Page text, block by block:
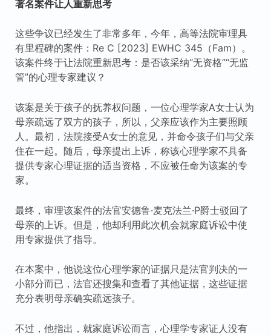
著名案件让人重新思考
这些争议已经发生了非常多年，今年，高等法院审理具
有里程碑的案件：Re C [2023] EWHC 345（Fam）。
该案件终于让法院重新思考：是否该采纳“无资格”“无监
管”的心理专家建议？
该案是关于孩子的抚养权问题，一位心理学家A女士认为
母亲疏远了双方的孩子，所以，父亲应该作为主要照顾
人。最初，法院接受A女士的意见，并命令孩子们与父亲
住在一起。随后，母亲提出上诉，称该心理学家不具备
提供专家心理证据的适当资格，不应被任命为该案的专
家。
最终，审理该案件的法官安德鲁·麦克法兰·P爵士驳回了
母亲的上诉。但是，他却利用此次机会就家庭诉讼中使
用专家提供了指导。
在本案中，他说这位心理学家的证据只是法官判决的一
小部分而已，法官还搜集和查看了其他证据，这些证据
充分表明母亲确实疏远孩子。
不过，他指出，就家庭诉讼而言，心理学专家证人没有